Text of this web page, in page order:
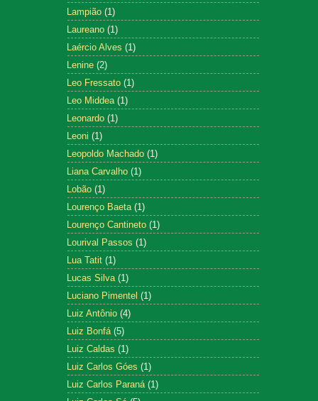
Lampião (1)
Laureano (1)
Laércio Alves (1)
Lenine (2)
Leo Fressato (1)
Leo Middea (1)
Leonardo (1)
Leoni (1)
Leopoldo Machado (1)
Liana Carvalho (1)
Lobão (1)
Lourenço Baeta (1)
Lourenço Cantineto (1)
Lourival Passos (1)
Lua Tatit (1)
Lucas Silva (1)
Luciano Pimentel (1)
Luiz Antônio (4)
Luiz Bonfá (5)
Luiz Caldas (1)
Luiz Carlos Góes (1)
Luiz Carlos Paraná (1)